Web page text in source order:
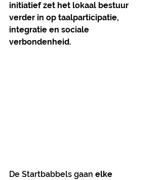
initiatief zet het lokaal bestuur
verder in op taalparticipatie,
integratie en sociale
verbondenheid.
De Startbabbels gaan elke